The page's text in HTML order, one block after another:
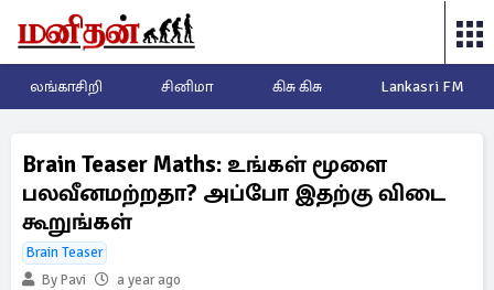
லங்காசிறி சினிமா கிசு கிசு Lankasri FM
Brain Teaser Maths: உங்கள் மூளை
பலவீனமற்றதா? அப்போ இதற்கு விடை
கூறுங்கள்
Brain Teaser
By Pavi
a year ago